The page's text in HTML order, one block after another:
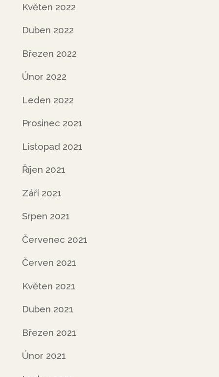
Květen 2022
Duben 2022
Březen 2022
Únor 2022
Leden 2022
Prosinec 2021
Listopad 2021
Říjen 2021
Září 2021
Srpen 2021
Červenec 2021
Červen 2021
Květen 2021
Duben 2021
Březen 2021
Únor 2021